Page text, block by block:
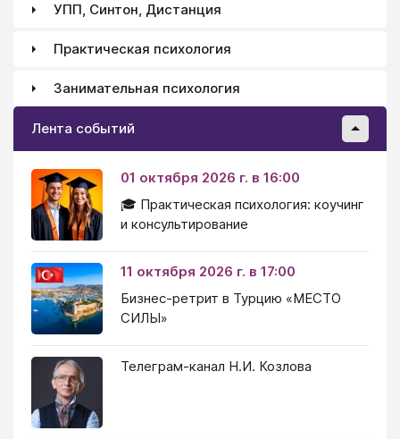
УПП, Синтон, Дистанция
Практическая психология
Занимательная психология
Лента событий
01 октября 2026 г. в 16:00
🎓 Практическая психология: коучинг
и консультирование
11 октября 2026 г. в 17:00
Бизнес-ретрит в Турцию «МЕСТО
СИЛЫ»
Телеграм-канал Н.И. Козлова